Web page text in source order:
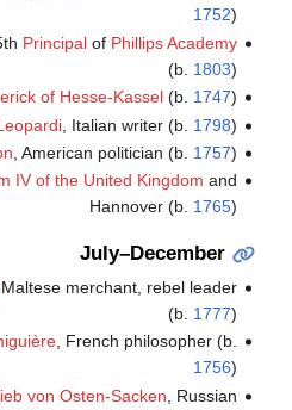
1752)
Principalof Phillips Academy
(b. 1803)
of Hesse-Kassel(b. 1747)
, Italian writer (b. 1798)
, American politician (b. 1757)
IV of the United Kingdom and
Hannover (b. 1765)
July–December
, Maltese merchant, rebel leader
(b. 1777)
, French philosopher (b.
1756)
von Osten-Sacken , Russian